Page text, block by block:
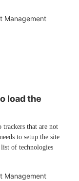
Management
load the
that are not
to setup the site
of technologies
Management